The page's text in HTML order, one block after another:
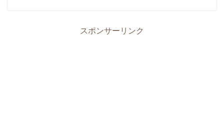
スポンサーリンク